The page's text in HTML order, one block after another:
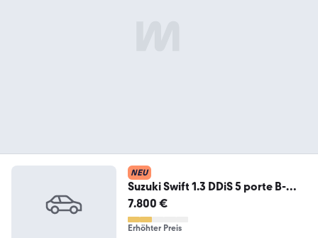
NEU
Suzuki Swift 1.3 DDiS 5 porte B-
Cool Bi-Color 75
7.800 €
Erhöhter Preis